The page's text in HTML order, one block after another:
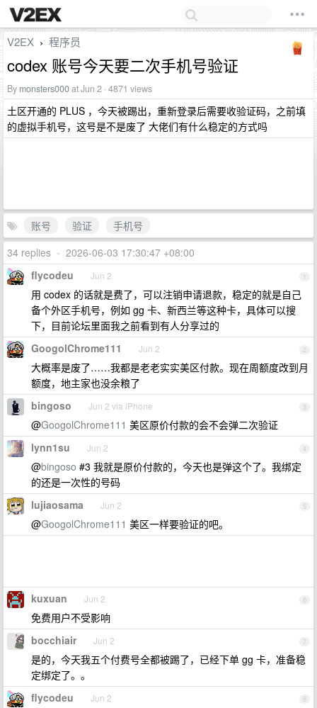
V2EX › 程序员
codex 账号今天要二次手机号验证
By monsters000at Jun 2 · 4871 views
土区开通的 PLUS ，今天被踢出，重新登录后需要收验证码，之前填
的虚拟手机号，这号是不是废了 大佬们有什么稳定的方式吗
账号 验证
手机号
34 replies • 2026-06-03 17:30:47 +08:00
1
flycodeu Jun 2
用 codex 的话就是费了，可以注销申请退款，稳定的就是自己
备个外区手机号，例如 gg 卡、新西兰等这种卡，具体可以搜
下，目前论坛里面我之前看到有人分享过的
2
GoogolChrome111 Jun 2
大概率是废了……我都是老老实实美区付款。现在周额度改到月
额度，地主家也没余粮了
3
bingoso Jun 2 via iPhone
@GoogolChrome111 美区原价付款的会不会弹二次验证
4
lynn1su Jun 2
@bingoso #3 我就是原价付款的，今天也是弹这个了。我绑定
的还是一次性的号码
5
lujiaosama Jun 2
@GoogolChrome111 美区一样要验证的吧。
6
kuxuan Jun 2
免费用户不受影响
7
bocchiair Jun 2
是的，今天我五个付费号全都被踢了，已经下单 gg 卡，准备稳
定绑定了。。
8
flycodeu Jun 2